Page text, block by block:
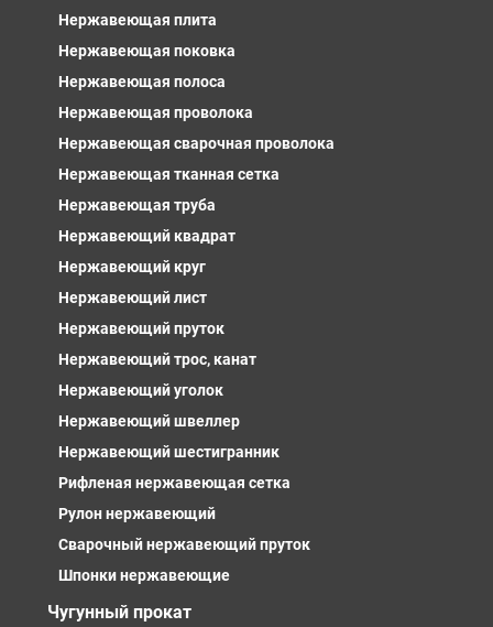
Нержавеющая плита
Нержавеющая поковка
Нержавеющая полоса
Нержавеющая проволока
Нержавеющая сварочная проволока
Нержавеющая тканная сетка
Нержавеющая труба
Нержавеющий квадрат
Нержавеющий круг
Нержавеющий лист
Нержавеющий пруток
Нержавеющий трос, канат
Нержавеющий уголок
Нержавеющий швеллер
Нержавеющий шестигранник
Рифленая нержавеющая сетка
Рулон нержавеющий
Сварочный нержавеющий пруток
Шпонки нержавеющие
Чугунный прокат